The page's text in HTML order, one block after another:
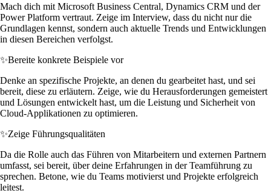
Mach dich mit Microsoft Business Central, Dynamics CRM und der
Power Platform vertraut. Zeige im Interview, dass du nicht nur die
Grundlagen kennst, sondern auch aktuelle Trends und Entwicklungen
in diesen Bereichen verfolgst.
✨Bereite konkrete Beispiele vor
Denke an spezifische Projekte, an denen du gearbeitet hast, und sei
bereit, diese zu erläutern. Zeige, wie du Herausforderungen gemeistert
und Lösungen entwickelt hast, um die Leistung und Sicherheit von
Cloud-Applikationen zu optimieren.
✨Zeige Führungsqualitäten
Da die Rolle auch das Führen von Mitarbeitern und externen Partnern
umfasst, sei bereit, über deine Erfahrungen in der Teamführung zu
sprechen. Betone, wie du Teams motivierst und Projekte erfolgreich
leitest.